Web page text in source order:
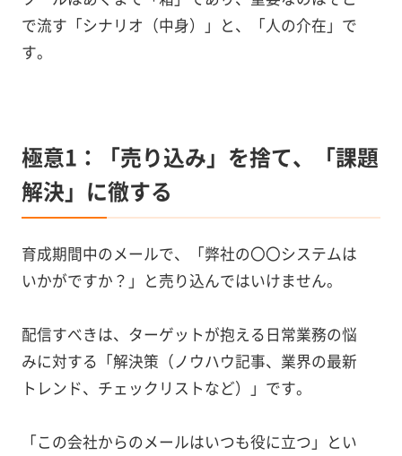
で流す「シナリオ（中身）」と、「人の介在」で
す。
極意1：「売り込み」を捨て、「課題
解決」に徹する
育成期間中のメールで、「弊社の〇〇システムは
いかがですか？」と売り込んではいけません。
配信すべきは、ターゲットが抱える日常業務の悩
みに対する「解決策（ノウハウ記事、業界の最新
トレンド、チェックリストなど）」です。
「この会社からのメールはいつも役に立つ」とい